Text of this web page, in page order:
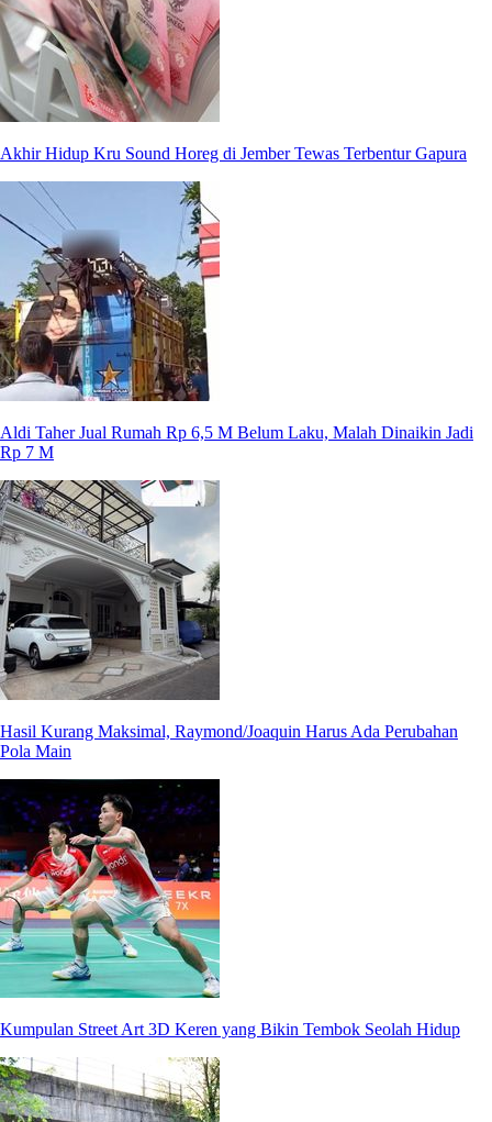
Akhir Hidup Kru Sound Horeg di Jember Tewas Terbentur Gapura
Aldi Taher Jual Rumah Rp 6,5 M Belum Laku, Malah Dinaikin Jadi
Rp 7 M
Hasil Kurang Maksimal, Raymond/Joaquin Harus Ada Perubahan
Pola Main
Kumpulan Street Art 3D Keren yang Bikin Tembok Seolah Hidup